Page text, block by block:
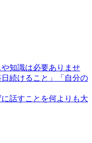
知識は必要ありませ
続けること」「自分の
話すことを何よりも大